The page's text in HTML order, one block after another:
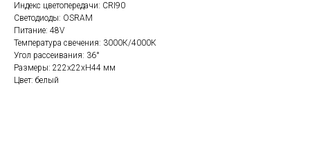
Индекс цветопередачи: CRI90
Светодиоды: OSRAM
Питание: 48V
Температура свечения: 3000К/4000К
Угол рассеивания: 36°
Размеры: 222х22хH44 мм
Цвет: белый